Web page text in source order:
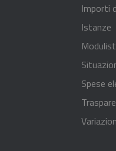
Importi
Istanze
Spese